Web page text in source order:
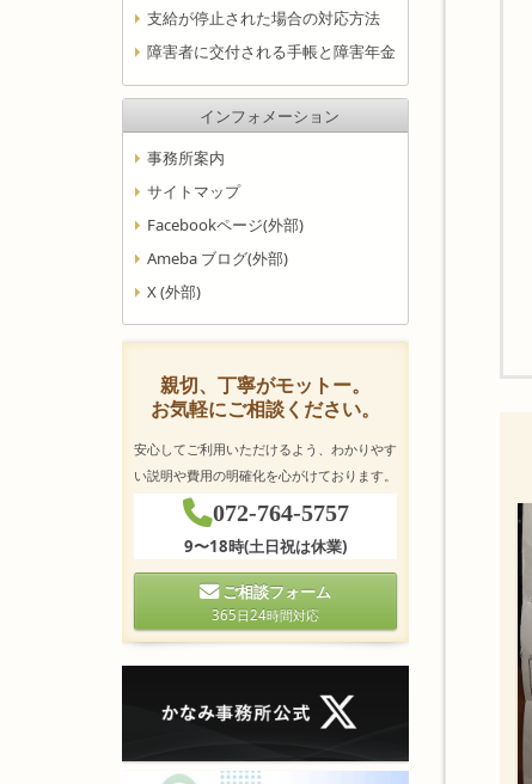
支給が停止された場合の対応方法
障害者に交付される手帳と障害年金
インフォメーション
事務所案内
サイトマップ
Facebookページ(外部)
Ameba ブログ(外部)
X (外部)
親切、丁寧がモットー。
お気軽にご相談ください。
安心してご利用いただけるよう、わかりやす
い説明や費用の明確化を心がけております。
072-764-5757
9〜18時(土日祝は休業)
ご相談フォーム
365日24時間対応